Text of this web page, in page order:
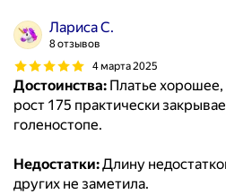
Лариса С.
8 отзывов
4 марта 2025
Достоинства: Платье хорошее,
рост 175 практически
голеностопе.
Недостатки:Длину
других не заметила.